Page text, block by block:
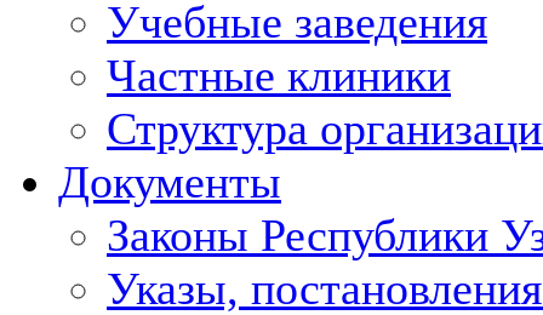
Учебные заведения
Частные клиники
Структура
Документы
Законы Республики
Указы,